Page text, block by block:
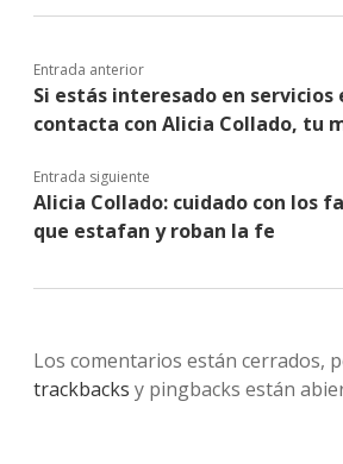
Entrada anterior
Si estás interesado en servicios
contacta con Alicia Collado, tu
Entrada siguiente
Alicia Collado: cuidado con los
que estafan y roban la fe
Los comentarios están cerrados,
trackbacks y pingbacks están